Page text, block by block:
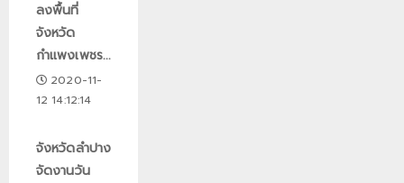
ลงพื้นที่
จังหวัด
กำแพงเพชร...
2020-11-
12 14:12:14
จังหวัดลำปาง
จัดงานวัน